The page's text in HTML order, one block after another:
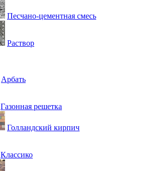
Песчано-цементная смесь
Раствор
Арбать
Газонная решетка
Голландский кирпич
Классико